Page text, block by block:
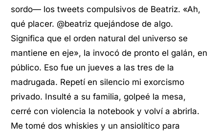
sordo— los tweets compulsivos de Beatriz. «Ah,
qué placer. @beatriz quejándose de algo.
Significa que el orden natural del universo se
mantiene en eje», la invocó de pronto el galán, en
público. Eso fue un jueves a las tres de la
madrugada. Repetí en silencio mi exorcismo
privado. Insulté a su familia, golpeé la mesa,
cerré con violencia la notebook y volví a abrirla.
Me tomé dos whiskies y un ansiolítico para